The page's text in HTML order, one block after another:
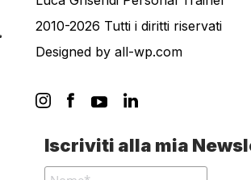
2010-2026 Tutti i diritti riservati
Designed by all-wp.com
Iscriviti alla mia